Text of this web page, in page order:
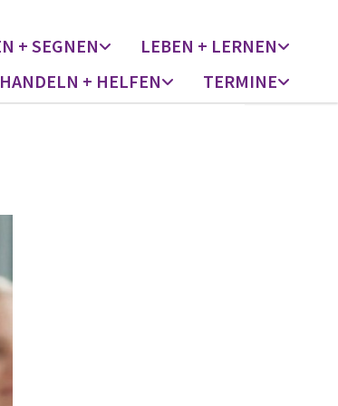
+ SEGNEN
LEBEN + LERNEN
HANDELN + HELFEN
TERMINE